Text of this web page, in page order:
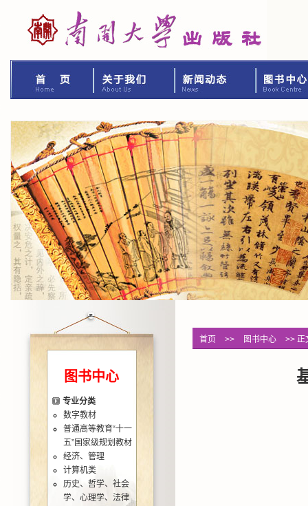
图书中心
专业分类
数字教材
普通高等教育“十一
五”国家级规划教材
经济、管理
计算机类
历史、哲学、社会
学、心理学、法律
首页 >> 图书中心 >> 正